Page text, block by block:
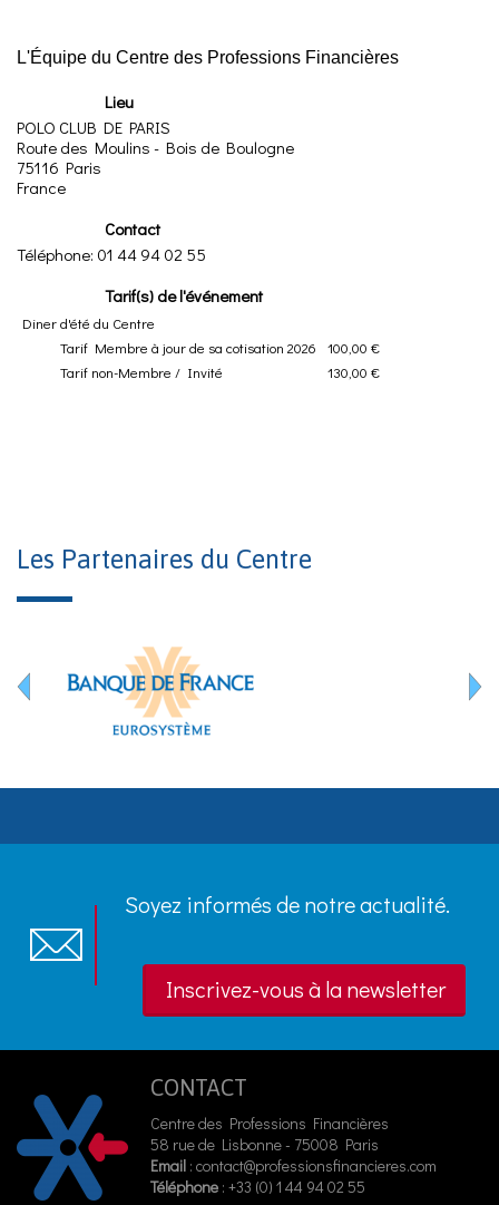
L'Équipe du Centre des Professions Financières
Lieu
POLO CLUB DE PARIS
Route des Moulins - Bois de Boulogne
75116 Paris
France
Contact
Téléphone: 01 44 94 02 55
Tarif(s) de l'événement
Diner d'été du Centre
Tarif Membre à jour de sa cotisation 2026
100,00 €
Tarif non-Membre / Invité
130,00 €
Les Partenaires du Centre
Soyez informés de notre actualité.
Inscrivez-vous à la newsletter
CONTACT
Centre des Professions Financières
58 rue de Lisbonne - 75008 Paris
Email : contact@professionsfinancieres.com
Téléphone : +33 (0) 1 44 94 02 55